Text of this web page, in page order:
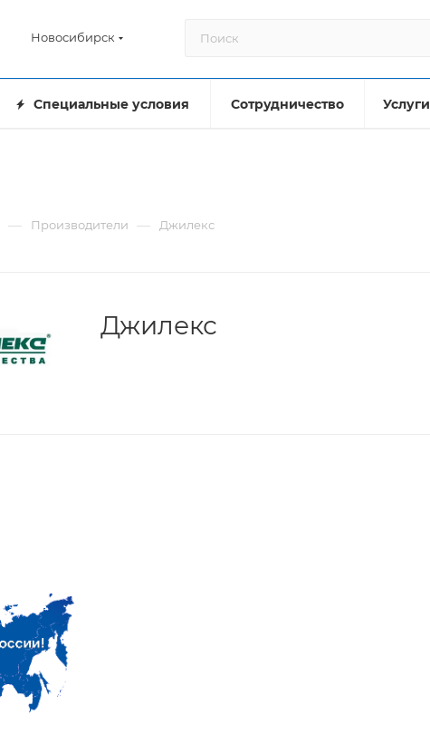
Новосибирск
Специальные условия Сотрудничество Услуги
— Производители — Джилекс
Джилекс